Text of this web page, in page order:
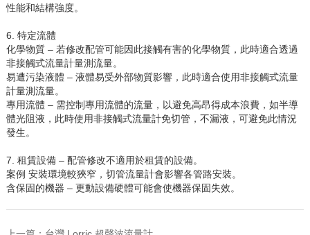
性能和結構強度。
6. 特定流體
化學物質 – 若修改配管可能因此接觸有害的化學物質，此時適合透過
非接觸式流量計量測流量。
易遭污染液體 – 液體易受外部物質影響，此時適合使用非接觸式流量
計量測流量。
專用流體 – 需控制專用流體的流量，以避免高昂得成本浪費，如半導
體光阻液，此時使用非接觸式流量計免切管，不漏液，可避免此情況
發生。
7. 租賃設備 – 配管修改不適用於租賃的設備。
案例 安裝環境較狹窄，切管流量計會影響各管路安裝。
含保固的機器 – 更動設備硬體可能會使機器保固失效。